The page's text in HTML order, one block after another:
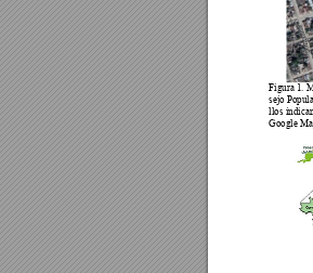
Figura 1.
sejo
llos
Google